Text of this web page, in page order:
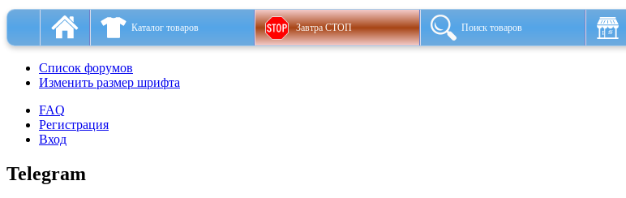
Каталог товаров Завтра СТОП Поиск товаров
Список форумов
Изменить размер шрифта
FAQ
Регистрация
Вход
Telegram